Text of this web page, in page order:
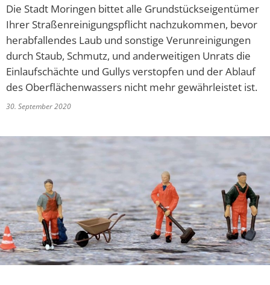
Ausschreibungen
Feuerwehren
Schiedsamt Moringen
Wahlen Kommunalwahlen
Essen & Trinken
Sehenswürdigkeiten
Disc Golf Parcours im Moringer Stadtpark
Boulebahnen am Moringer Rathausplatz
Soziales & Gesundheit
Kirchen
Veranstaltungen
Mitfahrerbänke
Baulückenkataster
Baugebiete
Bauleitpläne im Beteiligungsverfahren
wirksame Bauleitpläne
Immobilien/Vermietung
Kriterienkatalog
Kinderbetreuung
Schulen
Die Stadt Moringen bittet alle Grundstückseigentümer
Ihrer Straßenreinigungspflicht nachzukommen, bevor
herabfallendes Laub und sonstige Verunreinigungen
durch Staub, Schmutz, und anderweitigen Unrats die
Einlaufschächte und Gullys verstopfen und der Ablauf
des Oberflächenwassers nicht mehr gewährleistet ist.
30. September 2020